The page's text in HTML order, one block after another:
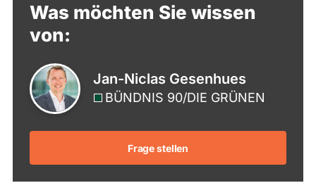
Was möchten Sie wissen
von:
Jan-Niclas Gesenhues
BÜNDNIS 90/­DIE GRÜNEN
Frage stellen